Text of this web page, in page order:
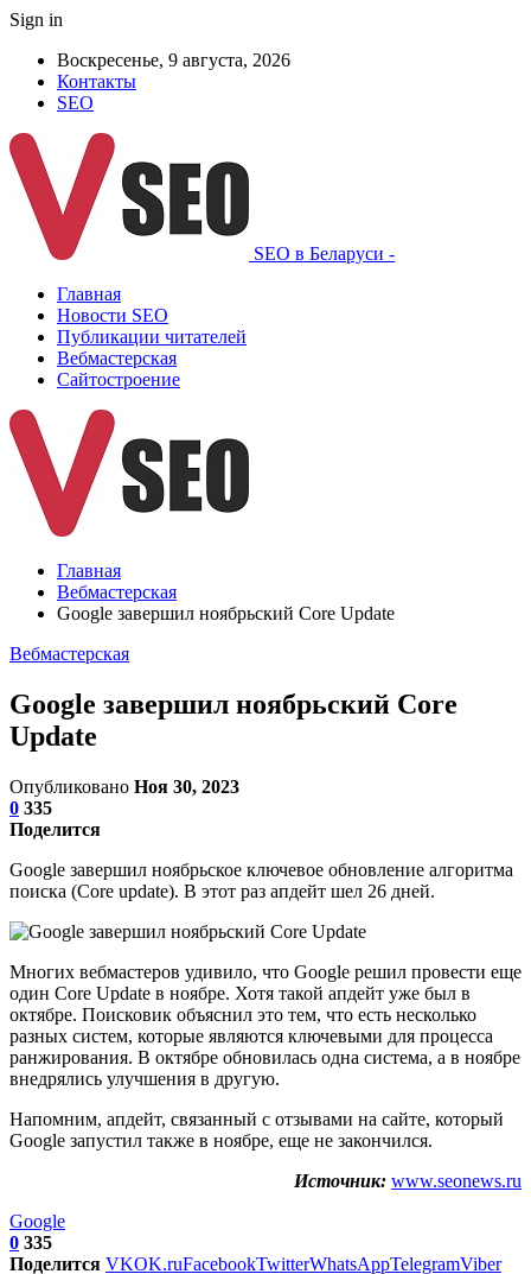
Sign in
Воскресенье, 9 августа, 2026
Контакты
SEO
SEO в Беларуси -
Главная
Новости SEO
Публикации читателей
Вебмастерская
Сайтостроение
Главная
Вебмастерская
Google завершил ноябрьский Core Update
Вебмастерская
Google завершил ноябрьский Core
Update
Опубликовано Ноя 30, 2023
0 335
Поделится
Google завершил ноябрьское ключевое обновление алгоритма
поиска (Core update). В этот раз апдейт шел 26 дней.
Многих вебмастеров удивило, что Google решил провести еще
один Core Update в ноябре. Хотя такой апдейт уже был в
октябре. Поисковик объяснил это тем, что есть несколько
разных систем, которые являются ключевыми для процесса
ранжирования. В октябре обновилась одна система, а в ноябре
внедрялись улучшения в другую.
Напомним, апдейт, связанный с отзывами на сайте, который
Google запустил также в ноябре, еще не закончился.
Источник: www.seonews.ru
Google
0 335
Поделится VKOK.ruFacebookTwitterWhatsAppTelegramViber